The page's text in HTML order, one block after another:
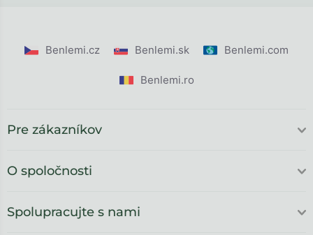
Benlemi.cz Benlemi.sk Benlemi.com
Benlemi.ro
Pre zákazníkov
O spoločnosti
Spolupracujte s nami